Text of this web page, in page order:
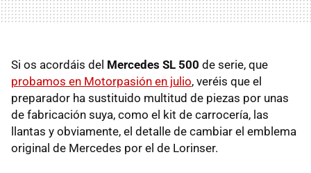
Si os acordáis del Mercedes SL 500 de serie, que
probamos en Motorpasión en julio, veréis que el
preparador ha sustituido multitud de piezas por unas
de fabricación suya, como el kit de carrocería, las
llantas y obviamente, el detalle de cambiar el emblema
original de Mercedes por el de Lorinser.